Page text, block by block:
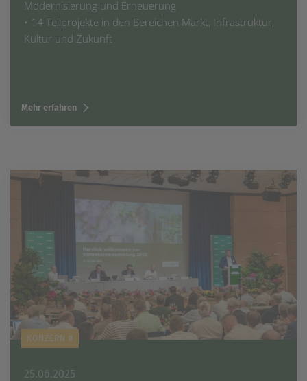
Modernisierung und Erneuerung
• 14 Teilprojekte in den Bereichen Markt, Infrastruktur,
Kultur und Zukunft
Mehr erfahren
KONZERN #
25.06.2025